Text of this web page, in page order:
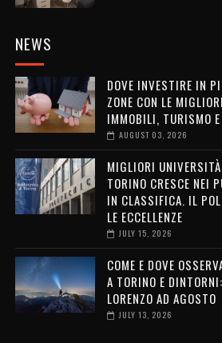
NEWS
DOVE INVESTIRE IN
ZONE CON LE
IMMOBILI, TURISMO
AUGUST 03, 2026
MIGLIORI
TORINO CRESCE NEI
IN CLASSIFICA. IL
LE ECCELLENZE
JULY 15, 2026
COME E DOVE
A TORINO E
LORENZO AD AGOSTO
JULY 13, 2026